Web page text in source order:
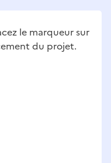
le marqueur sur
du projet.